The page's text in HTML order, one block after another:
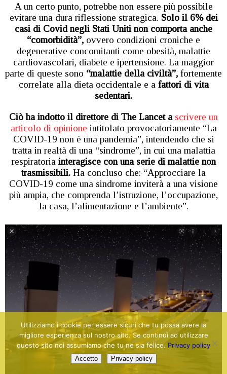
A un certo punto, potrebbe non essere più possibile
evitare una dura riflessione strategica. Solo il 6% dei
casi di Covid negli Stati Uniti non comporta anche
“comorbidità”, ovvero condizioni croniche e
degenerative concomitanti come obesità, malattie
cardiovascolari, diabete e ipertensione. La maggior
parte di queste sono “malattie della civiltà”, fortemente
correlate alla dieta occidentale e a fattori di vita
sedentari.
Ciò ha indotto il direttore di The Lancet a scrivere un
articolo di opinione intitolato provocatoriamente “La
COVID-19 non è una pandemia”, intendendo che si
tratta in realtà di una “sindrome”, in cui una malattia
respiratoria interagisce con una serie di malattie non
trasmissibili. Ha concluso che: “Approcciare la
COVID-19 come una sindrome inviterà a una visione
più ampia, che comprenda l’istruzione, l’occupazione,
la casa, l’alimentazione e l’ambiente”.
Utilizziamo i cookie per essere sicuri che tu possa avere la
migliore esperienza sul nostro sito. Se continui ad utilizzare
questo sito noi assumiamo che tu ne sia felice. Privacy policy
Accetto Privacy policy